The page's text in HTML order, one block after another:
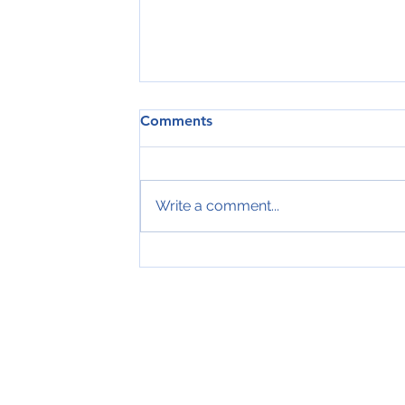
Comments
Write a comment...